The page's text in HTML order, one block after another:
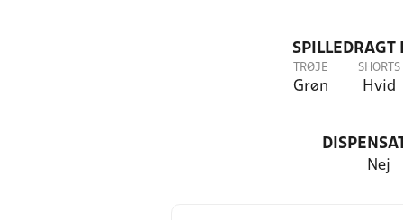
SPILLEDRAGT
TRØJE
Grøn
SHORTS
Hvid
Nej